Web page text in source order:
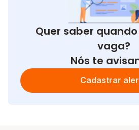
Quer saber
vaga?
Nós te
Cadastrar